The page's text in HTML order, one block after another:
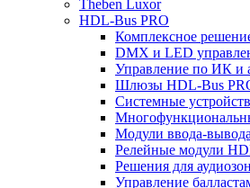
Theben Luxor
HDL-Bus PRO
Комплексное
DMX и LED
Управление по ИК и
Шлюзы HDL-Bus
Системные
Модули ввода-вывода
Релейные модули
Решения для
Управление